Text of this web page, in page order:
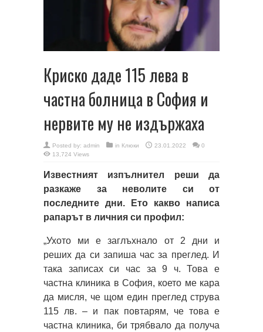
Криско даде 115 лева в
частна болница в София и
нервите му не издържаха
Posted by: admin in Клюки 23.01.2022
0
13,724 Views
Известният изпълнител реши да
разкаже за неволите си от
последните дни. Ето какво написа
рапарът в личния си профил:
„Ухото ми е заглъхнало от 2 дни и
реших да си запиша час за преглед. И
така записах си час за 9 ч. Това е
частна клиника в София, което ме кара
да мисля, че щом един преглед струва
115 лв. – и пак повтарям, че това е
частна клиника, би трябвало да получа